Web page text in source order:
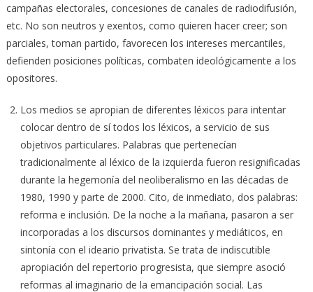
campañas electorales, concesiones de canales de radiodifusión,
etc. No son neutros y exentos, como quieren hacer creer; son
parciales, toman partido, favorecen los intereses mercantiles,
defienden posiciones políticas, combaten ideológicamente a los
opositores.
Los medios se apropian de diferentes léxicos para intentar
colocar dentro de sí todos los léxicos, a servicio de sus
objetivos particulares. Palabras que pertenecían
tradicionalmente al léxico de la izquierda fueron resignificadas
durante la hegemonía del neoliberalismo en las décadas de
1980, 1990 y parte de 2000. Cito, de inmediato, dos palabras:
reforma e inclusión. De la noche a la mañana, pasaron a ser
incorporadas a los discursos dominantes y mediáticos, en
sintonía con el ideario privatista. Se trata de indiscutible
apropiación del repertorio progresista, que siempre asoció
reformas al imaginario de la emancipación social. Las